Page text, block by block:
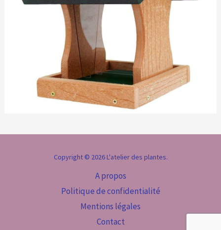
Copyright © 2026 L'atelier des plantes.
A propos
Politique de confidentialité
Mentions légales
Contact